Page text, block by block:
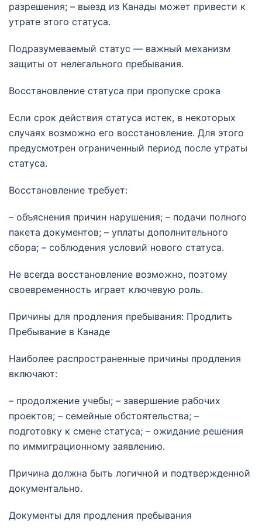
разрешения; – выезд из Канады может привести к
утрате этого статуса.
Подразумеваемый статус — важный механизм
защиты от нелегального пребывания.
Восстановление статуса при пропуске срока
Если срок действия статуса истек, в некоторых
случаях возможно его восстановление. Для этого
предусмотрен ограниченный период после утраты
статуса.
Восстановление требует:
– объяснения причин нарушения; – подачи полного
пакета документов; – уплаты дополнительного
сбора; – соблюдения условий нового статуса.
Не всегда восстановление возможно, поэтому
своевременность играет ключевую роль.
Причины для продления пребывания: Продлить
Пребывание в Канаде
Наиболее распространенные причины продления
включают:
– продолжение учебы; – завершение рабочих
проектов; – семейные обстоятельства; –
подготовку к смене статуса; – ожидание решения
по иммиграционному заявлению.
Причина должна быть логичной и подтвержденной
документально.
Документы для продления пребывания